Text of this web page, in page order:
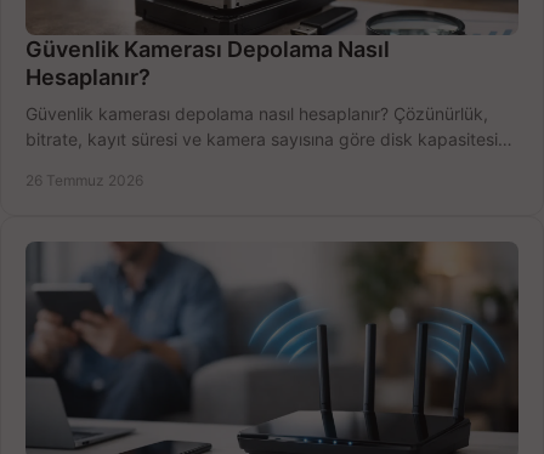
Güvenlik Kamerası Depolama Nasıl
Hesaplanır?
Güvenlik kamerası depolama nasıl hesaplanır? Çözünürlük,
bitrate, kayıt süresi ve kamera sayısına göre disk kapasitesini
26 Temmuz 2026